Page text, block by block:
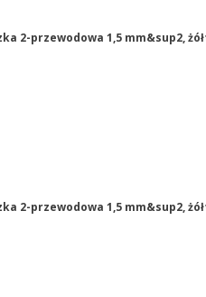
2-przewodowa 1,5 mm&sup2,
2-przewodowa 1,5 mm&sup2,